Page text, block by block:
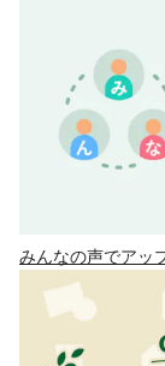
みんなの声でアッ